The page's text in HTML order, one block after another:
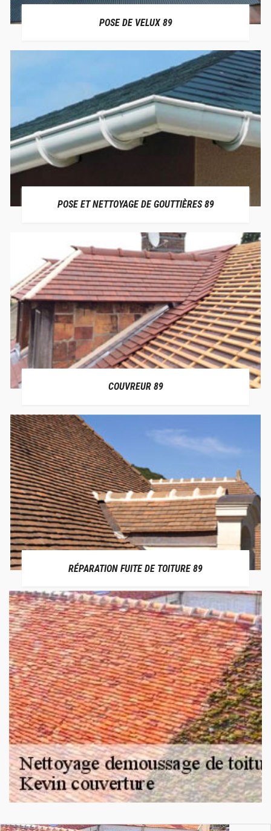
POSE DE VELUX 89
POSE ET NETTOYAGE DE GOUTTIÈRES 89
COUVREUR 89
RÉPARATION FUITE DE TOITURE 89